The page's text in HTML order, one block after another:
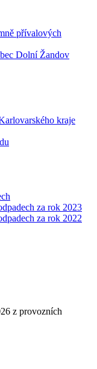
přívalových
Dolní Žandov
kraje
za rok 2023
za rok 2022
z provozních